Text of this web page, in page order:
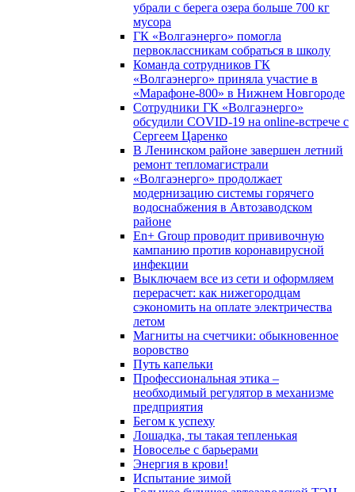
убрали с берега озера больше 700 кг
мусора
ГК «Волгаэнерго» помогла
первоклассникам собраться в школу
Команда сотрудников ГК
«Волгаэнерго» приняла участие в
«Марафоне-800» в Нижнем Новгороде
Сотрудники ГК «Волгаэнерго»
обсудили COVID-19 на online-встрече с
Сергеем Царенко
В Ленинском районе завершен летний
ремонт тепломагистрали
«Волгаэнерго» продолжает
модернизацию системы горячего
водоснабжения в Автозаводском
районе
En+ Group проводит прививочную
кампанию против коронавирусной
инфекции
Выключаем все из сети и оформляем
перерасчет: как нижегородцам
сэкономить на оплате электричества
летом
Магниты на счетчики: обыкновенное
воровство
Путь капельки
Профессиональная этика –
необходимый регулятор в механизме
предприятия
Бегом к успеху
Лошадка, ты такая тепленькая
Новоселье с барьерами
Энергия в крови!
Испытание зимой